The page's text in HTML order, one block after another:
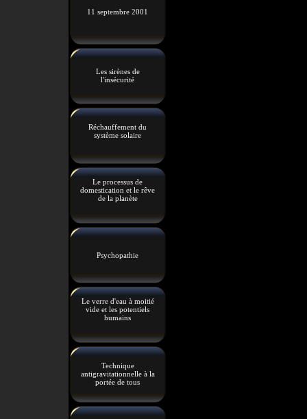
11 septembre 2001
Les sirènes de
l'insécurité
Réchauffement du
système solaire
Le processus de
domestication et le rêve
de la planète
Psychopathie
Le verre d'eau à moitié
vide et les potentiels
humains
Technique
antigravitationnelle à la
portée de tous